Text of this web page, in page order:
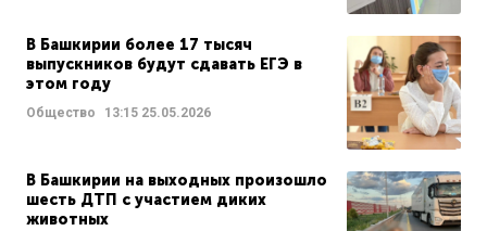
В Башкирии более 17 тысяч
выпускников будут сдавать ЕГЭ в
этом году
Общество 13:15 25.05.2026
В Башкирии на выходных произошло
шесть ДТП с участием диких
животных